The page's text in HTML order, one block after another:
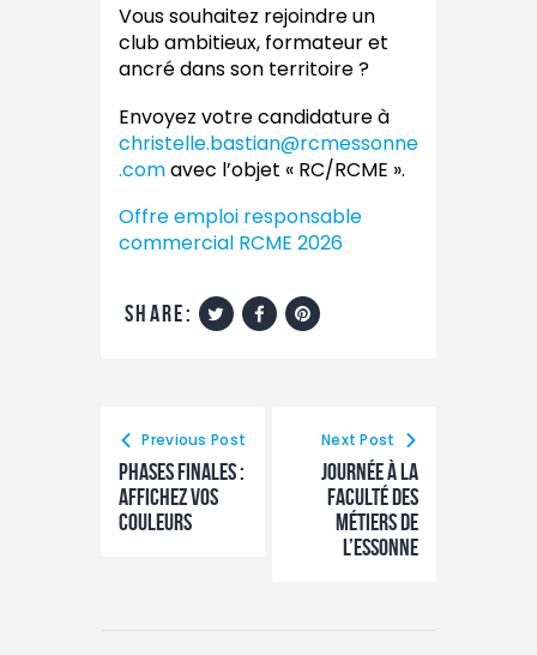
Vous souhaitez rejoindre un
club ambitieux, formateur et
ancré dans son territoire ?
Envoyez votre candidature à
christelle.bastian@rcmessonne
.comavec l’objet « RC/RCME ».
Offre emploi responsable
commercial RCME 2026
share:
Previous Post
PHASES FINALES :
Affichez vos
couleurs
Next Post
Journée à la
faculté des
métiers de
l’Essonne